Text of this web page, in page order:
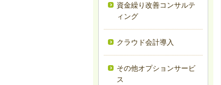
資金繰り改善コンサルテ
ィング
クラウド会計導入
その他オプションサービ
ス